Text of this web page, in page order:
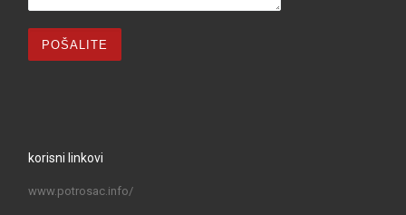
korisni linkovi
www.potrosac.info/